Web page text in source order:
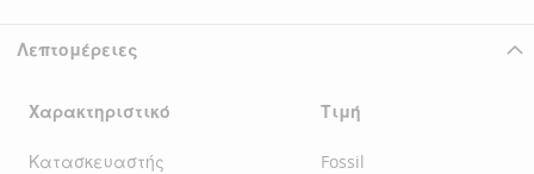
Λεπτομέρειες
Χαρακτηριστικό Τιμή
Κατασκευαστής Fossil